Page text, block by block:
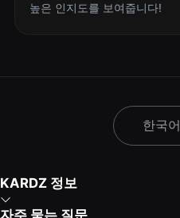
높은 인지도를 보여줍니다!
한국어
KARDZ 정보